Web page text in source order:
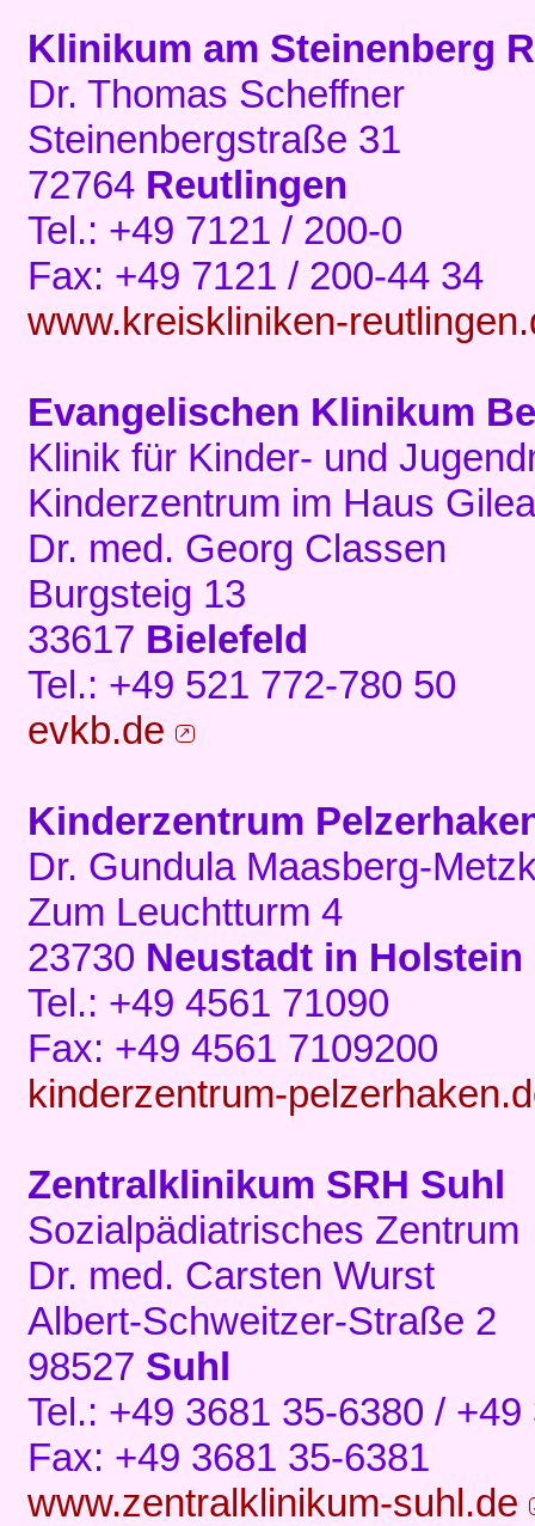
Klinikum am Steinenberg
Dr. Thomas Scheffner
Steinenbergstraße 31
72764 Reutlingen
Tel.: +49 7121 / 200-0
Fax: +49 7121 / 200-44 34
www.kreiskliniken-
Evangelischen Klinikum
Klinik für Kinder- und
Kinderzentrum im Haus
Dr. med. Georg Classen
Burgsteig 13
33617 Bielefeld
Tel.: +49 521 772-780 50
evkb.de
Kinderzentrum
Dr. Gundula Maasberg-
Zum Leuchtturm 4
23730 Neustadt in Holstein
Tel.: +49 4561 71090
Fax: +49 4561 7109200
kinderzentrum-
Zentralklinikum SRH Suhl
Sozialpädiatrisches Zentrum
Dr. med. Carsten Wurst
Albert-Schweitzer-Straße 2
98527 Suhl
Tel.: +49 3681 35-6380 /
Fax: +49 3681 35-6381
www.zentralklinikum-suhl.de